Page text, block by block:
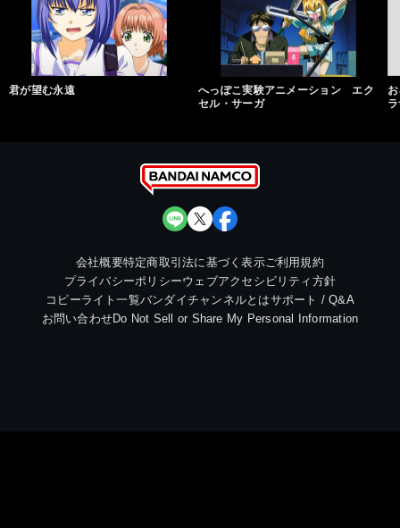
君が望む永遠
へっぽこ実験アニメーション エク
セル・サーガ
会社概要特定商取引法に基づく表示ご利用規約
プライバシーポリシーウェブアクセシビリティ方針
コピーライト一覧バンダイチャンネルとはサポート / Q&A
お問い合わせDo Not Sell or Share My Personal Information